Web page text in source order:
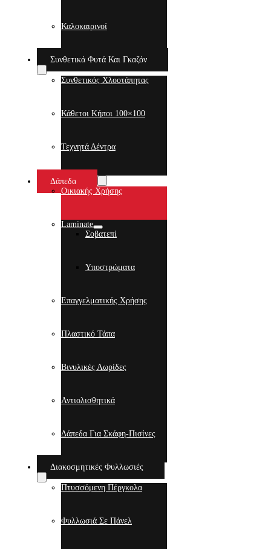
Καλοκαιρινοί
Συνθετικά Φυτά Και Γκαζόν
Συνθετικός Χλοοτάπητας
Κάθετοι Κήποι 100×100
Τεχνητά Δέντρα
Δάπεδα
Οικιακής Χρήσης
Laminate
Σοβατεπί
Υποστρώματα
Επαγγελματικής Χρήσης
Πλαστικό Τάπα
Βινυλικές Λωρίδες
Αντιολισθητικά
Δάπεδα Για Σκάφη-Πισίνες
Διακοσμητικές Φυλλωσιές
Πτυσσόμενη Πέργκολα
Φυλλωσιά Σε Πάνελ